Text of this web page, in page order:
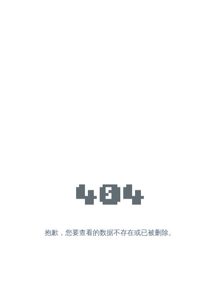
抱歉，您要查看的数据不存在或已被删除。